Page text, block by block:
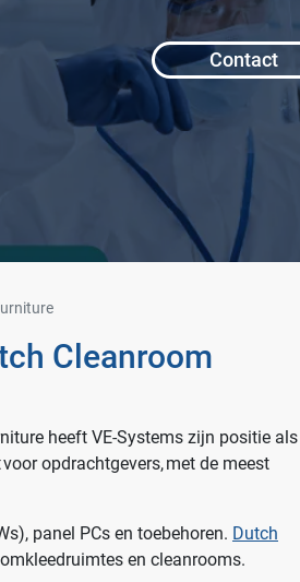
Contact
Cleanroom
heeft VE-Systems zijn positie als
voor opdrachtgevers, met de meest
panel PCs en toebehoren. Dutch
en cleanrooms.